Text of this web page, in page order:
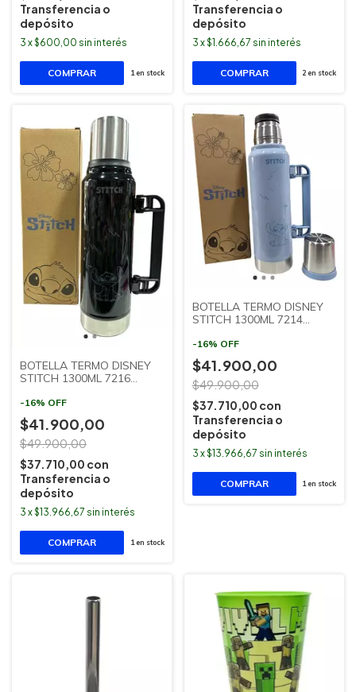
Transferencia o
depósito
3 x$600,00 sin interés
1 en stock
Transferencia o
depósito
3 x$1.666,67 sin interés
2en stock
BOTELLA TERMO DISNEY
STITCH 1300ML 7216
-16% OFF
$41.900,00
$49.900,00
$37.710,00 con
Transferencia o
depósito
3 x$13.966,67 sin interés
1en stock
BOTELLA TERMO DISNEY
STITCH 1300ML 7214
-16% OFF
$41.900,00
$49.900,00
$37.710,00 con
Transferencia o
depósito
3 x$13.966,67 sin interés
1 en stock